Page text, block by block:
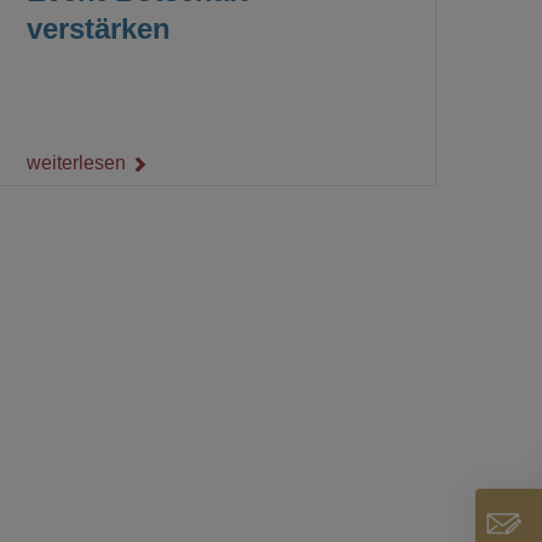
verstärken
weiterlesen